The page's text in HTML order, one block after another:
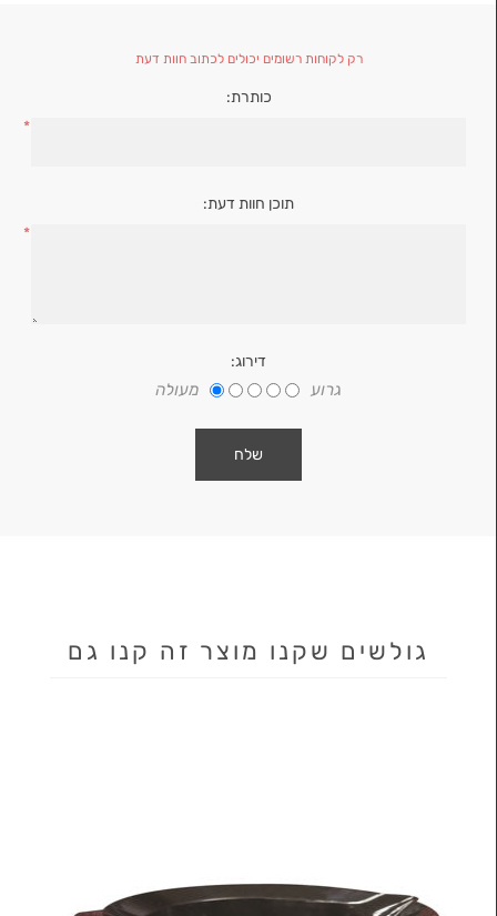
רק לקוחות רשומים יכולים לכתוב חוות דעת
כותרת:
*
תוכן חוות דעת:
*
דירוג:
גרוע מעולה
גולשים שקנו מוצר זה קנו גם